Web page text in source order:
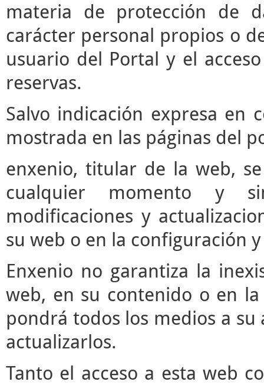
materia de protección de
carácter personal propios o
usuario del Portal y el
reservas.
Salvo indicación expresa en
mostrada en las páginas del
enxenio, titular de la web,
cualquier momento y
modificaciones y
su web o en la configuración
Enxenio no garantiza la
web, en su contenido o en
pondrá todos los medios a
actualizarlos.
Tanto el acceso a esta web